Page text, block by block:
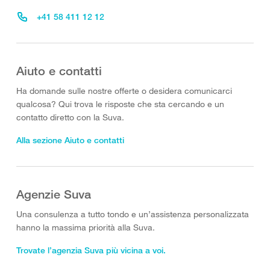
+41 58 411 12 12
Aiuto e contatti
Ha domande sulle nostre offerte o desidera comunicarci
qualcosa? Qui trova le risposte che sta cercando e un
contatto diretto con la Suva.
Alla sezione Aiuto e contatti
Agenzie Suva
Una consulenza a tutto tondo e un’assistenza personalizzata
hanno la massima priorità alla Suva.
Trovate l’agenzia Suva più vicina a voi.